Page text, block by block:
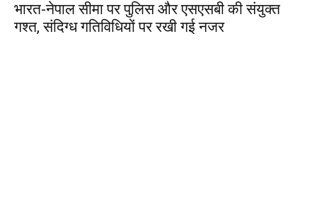
भारत-नेपाल सीमा पर पुलिस और एसएसबी की संयुक्त
गश्त, संदिग्ध गतिविधियों पर रखी गई नजर